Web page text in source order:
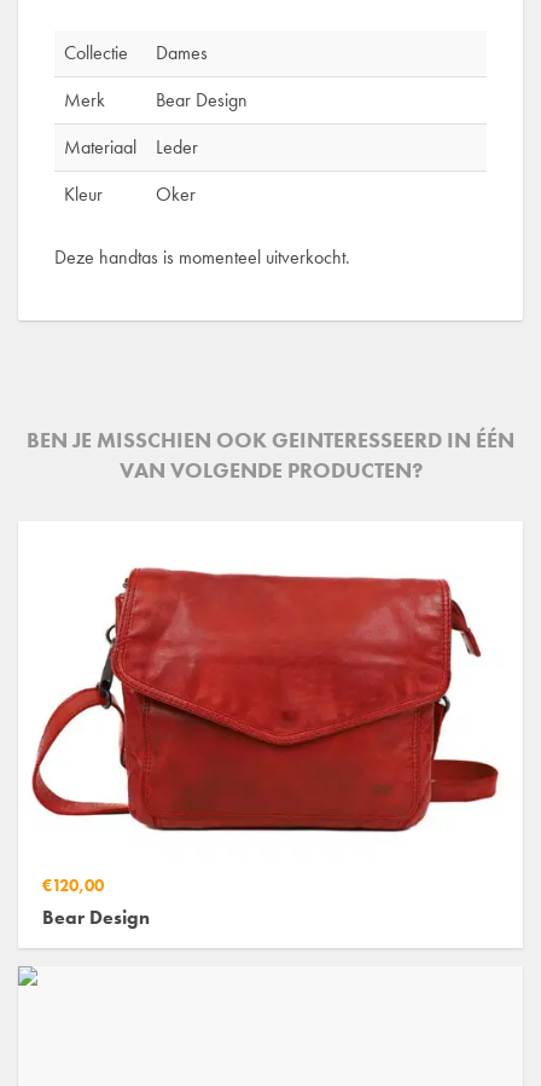
Collectie
Dames
Merk
Bear Design
Materiaal
Leder
Kleur
Oker
Deze handtas is momenteel uitverkocht.
BEN JE MISSCHIEN OOK GEINTERESSEERD IN ÉÉN
VAN VOLGENDE PRODUCTEN?
€120,00
Bear Design